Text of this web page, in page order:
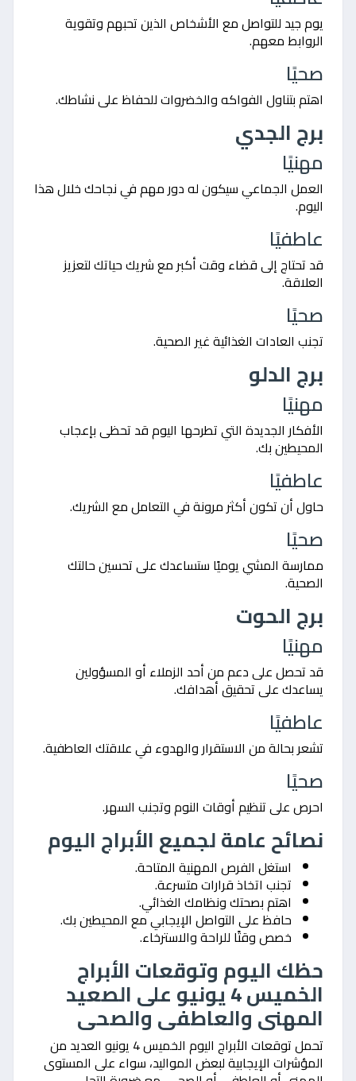
يوم جيد للتواصل مع الأشخاص الذين تحبهم وتقوية
الروابط معهم.
صحيًا
اهتم بتناول الفواكه والخضروات للحفاظ على نشاطك.
برج الجدي
مهنيًا
العمل الجماعي سيكون له دور مهم في نجاحك خلال هذا
اليوم.
عاطفيًا
قد تحتاج إلى قضاء وقت أكبر مع شريك حياتك لتعزيز
العلاقة.
صحيًا
تجنب العادات الغذائية غير الصحية.
برج الدلو
مهنيًا
الأفكار الجديدة التي تطرحها اليوم قد تحظى بإعجاب
المحيطين بك.
عاطفيًا
حاول أن تكون أكثر مرونة في التعامل مع الشريك.
صحيًا
ممارسة المشي يوميًا ستساعدك على تحسين حالتك
الصحية.
برج الحوت
مهنيًا
قد تحصل على دعم من أحد الزملاء أو المسؤولين
يساعدك على تحقيق أهدافك.
عاطفيًا
تشعر بحالة من الاستقرار والهدوء في علاقتك العاطفية.
صحيًا
احرص على تنظيم أوقات النوم وتجنب السهر.
نصائح عامة لجميع الأبراج اليوم
استغل الفرص المهنية المتاحة.
تجنب اتخاذ قرارات متسرعة.
اهتم بصحتك ونظامك الغذائي.
حافظ على التواصل الإيجابي مع المحيطين بك.
خصص وقتًا للراحة والاسترخاء.
حظك اليوم وتوقعات الأبراج
الخميس 4 يونيو على الصعيد
المهنى والعاطفى والصحى
تحمل توقعات الأبراج اليوم الخميس 4 يونيو العديد من
المؤشرات الإيجابية لبعض المواليد، سواء على المستوى